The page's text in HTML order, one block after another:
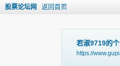
股票论坛网 返回首页
若淑9719的
https://